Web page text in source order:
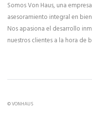
Somos Von Haus, una
asesoramiento integral en
Nos apasiona el desarrollo
nuestros clientes a la hora de
© VONHAUS